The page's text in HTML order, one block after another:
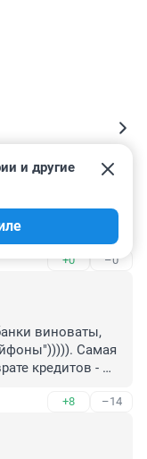
управлять, иначе
загонять!!!
+0 –0
и другие
виноваты,
Самая
кредитов -
взято на
+8 –14